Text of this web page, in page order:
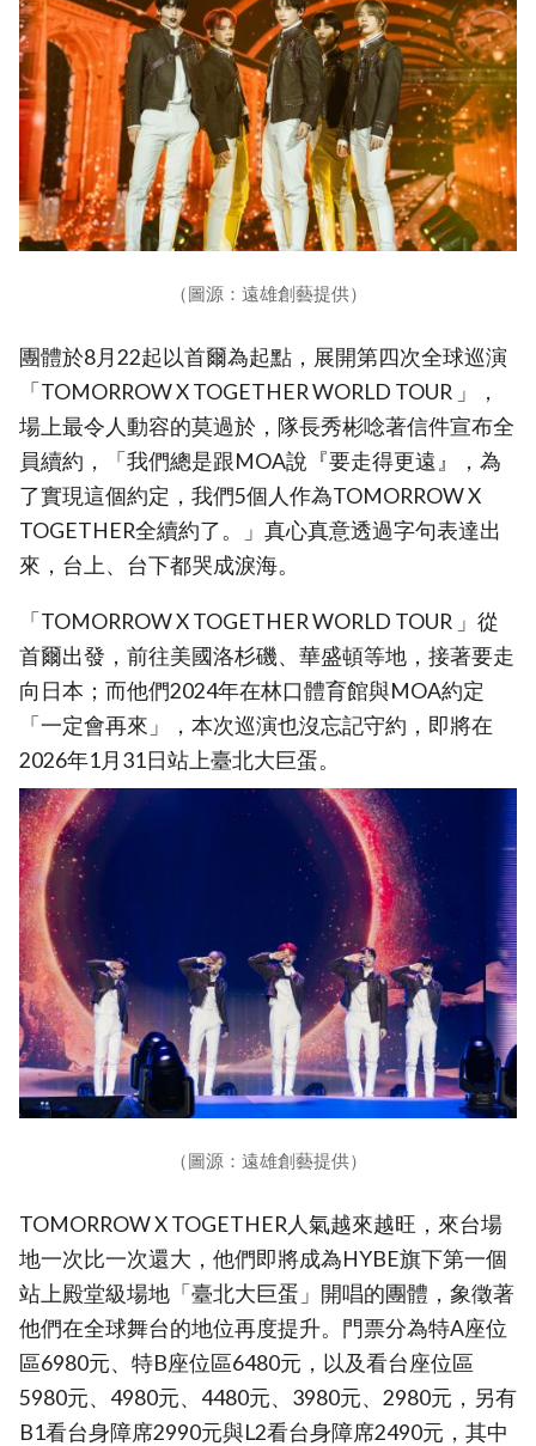
（圖源：遠雄創藝提供）
團體於8月22起以首爾為起點，展開第四次全球巡演
「TOMORROW X TOGETHER WORLD TOUR 」，
場上最令人動容的莫過於，隊長秀彬唸著信件宣布全
員續約，「我們總是跟MOA說『要走得更遠』，為
了實現這個約定，我們5個人作為TOMORROW X
TOGETHER全續約了。」真心真意透過字句表達出
來，台上、台下都哭成淚海。
「TOMORROW X TOGETHER WORLD TOUR 」從
首爾出發，前往美國洛杉磯、華盛頓等地，接著要走
向日本；而他們2024年在林口體育館與MOA約定
「一定會再來」，本次巡演也沒忘記守約，即將在
2026年1月31日站上臺北大巨蛋。
（圖源：遠雄創藝提供）
TOMORROW X TOGETHER人氣越來越旺，來台場
地一次比一次還大，他們即將成為HYBE旗下第一個
站上殿堂級場地「臺北大巨蛋」開唱的團體，象徵著
他們在全球舞台的地位再度提升。門票分為特A座位
區6980元、特B座位區6480元，以及看台座位區
5980元、4980元、4480元、3980元、2980元，另有
B1看台身障席2990元與L2看台身障席2490元，其中